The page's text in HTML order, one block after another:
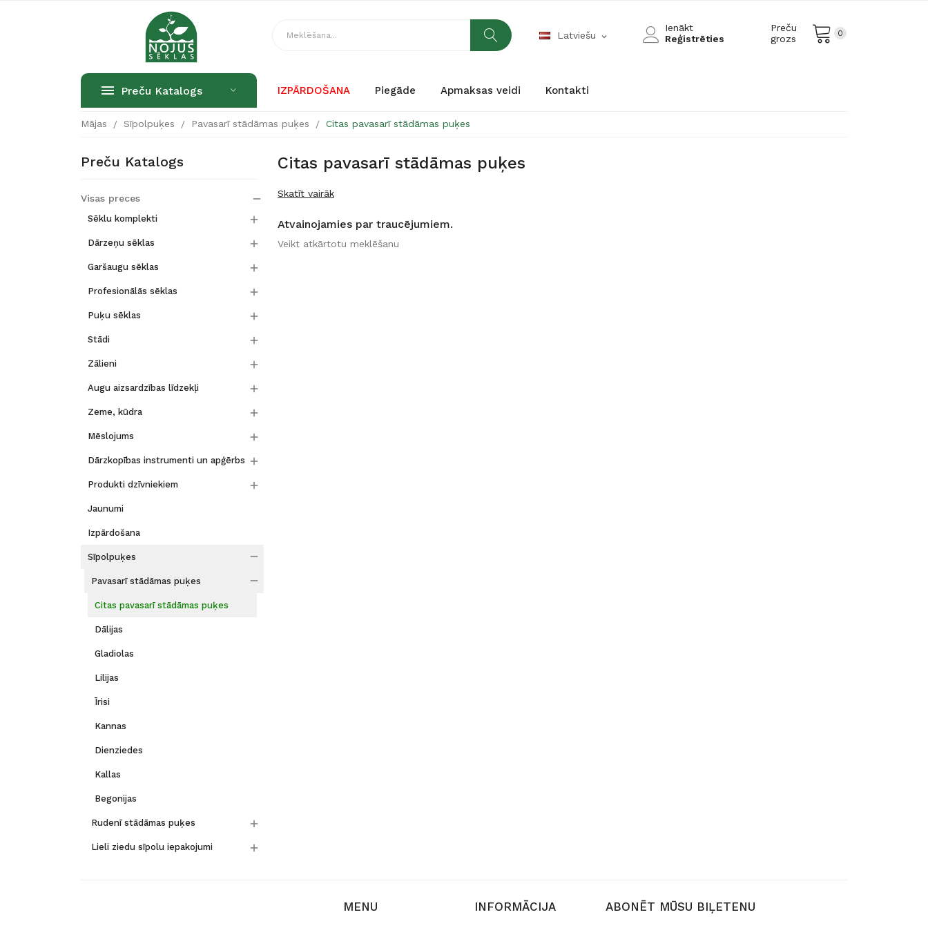
Preču
grozs
0
Ienākt
Reģistrēties
Latviešu expand_more
Preču Katalogs IZPĀRDOŠANA Piegāde Apmaksas veidi Kontakti
Mājas Sīpolpuķes Pavasarī stādāmas puķes Citas pavasarī stādāmas puķes
Preču Katalogs
Visas preces 
Sēklu komplekti 
Dārzeņu sēklas 
Garšaugu sēklas 
Profesionālās sēklas 
Puķu sēklas 
Stādi 
Zālieni 
Augu aizsardzības līdzekļi 
Zeme, kūdra 
Mēslojums 
Dārzkopības instrumenti un apģērbs 
Produkti dzīvniekiem 
Jaunumi
Izpārdošana
Sīpolpuķes 
Pavasarī stādāmas puķes 
Citas pavasarī stādāmas puķes
Dālijas
Gladiolas
Lilijas
Īrisi
Kannas
Dienziedes
Kallas
Begonijas
Rudenī stādāmas puķes 
Lieli ziedu sīpolu iepakojumi 
Citas pavasarī stādāmas puķes
Skatīt vairāk
Atvainojamies par traucējumiem.
Veikt atkārtotu meklēšanu
MENU INFORMĀCIJA ABONĒT MŪSU BIĻETENU